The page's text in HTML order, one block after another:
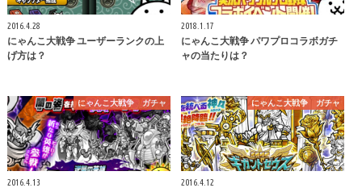
2016.4.28
にゃんこ大戦争 ユーザーランクの上
げ方は？
2018.1.17
にゃんこ大戦争 パワプロコラボガチ
ャの当たりは？
にゃんこ大戦争 ガチャ
2016.4.13
にゃんこ大戦争 ガチャ
2016.4.12